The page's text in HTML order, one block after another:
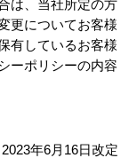
は、当社所定の方
更についてお客様
有しているお客様
ーポリシーの内容
2023年6月16日改定